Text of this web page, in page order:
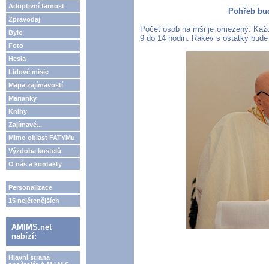
Adoptivní farnost
Zpravodaj
Bylo
Foto
Hesla
Lidové misie
Mapa zajímavostí
Marianky
Knihy
Zajímavé...
Mimo oblast FATYMu
Výzdoba kostelů
O nás a kontakty
Personalizace
15 nejčtenějších
AMIMS.net
nabízí:
Hlavní strana
Pohřeb
Počet osob na mši je omezený.
9 do 14 hodin. Rakev s ostatky